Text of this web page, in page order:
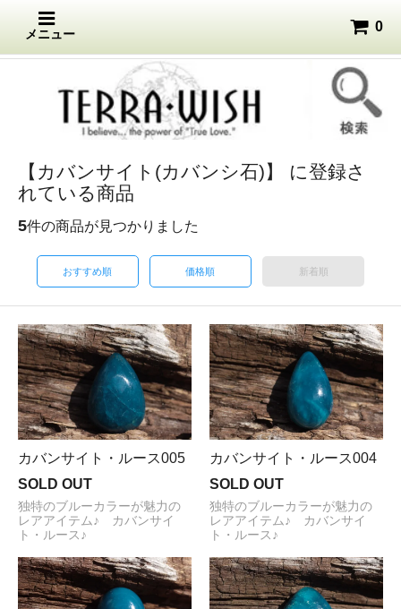
メニュー
0
【カバンサイト(カバンシ石)】 に登録さ
れている商品
5件の商品が見つかりました
おすすめ順 価格順 新着順
カバンサイト・ルース005
SOLD OUT
独特のブルーカラーが魅力の
レアアイテム♪ カバンサイ
ト・ルース♪
カバンサイト・ルース004
SOLD OUT
独特のブルーカラーが魅力の
レアアイテム♪ カバンサイ
ト・ルース♪